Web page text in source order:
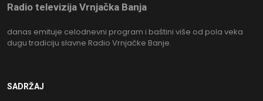
Radio televizija Vrnjačka Banja
danas emituje celodnevni program i baštini više od pola veka
dugu tradiciju slavne Radio Vrnjačke Banje.
SADRŽAJ